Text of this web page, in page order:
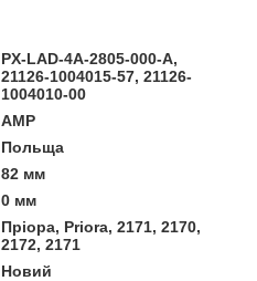
PX-LAD-4A-2805-000-A,
21126-1004015-57, 21126-
1004010-00
AMP
Польща
82 мм
0 мм
Пріора, Priora, 2171, 2170,
2172, 2171
Новий